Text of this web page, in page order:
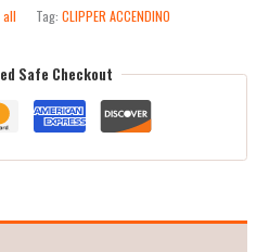
all Tag: CLIPPER ACCENDINO
Safe Checkout